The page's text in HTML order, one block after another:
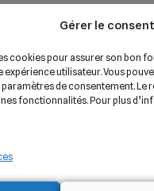
Gérer le
cookies pour assurer son bon
utilisateur. Vous
de consentement. Le
fonctionnalités. Pour plus